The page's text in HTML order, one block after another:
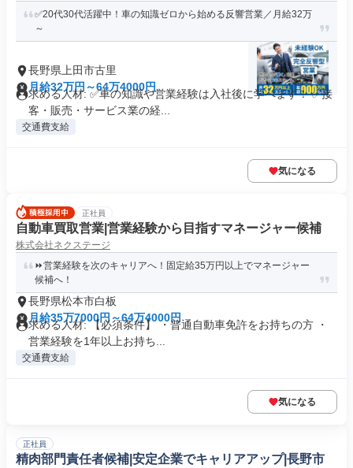
✅20代30代活躍中！車の知識ゼロから始める反響営業／月給32万
～
長野県上田市古里
月給32万円～64万4000円
求める人材: ✅車の知識や営業経験は入社後に学べます！ ✅接
客・販売・サービス業の経...
交通費支給
気になる
正社員
自動車買取営業|営業経験から目指すマネージャー候補
株式会社ネクステージ
⏩️営業経験を次のキャリアへ！固定給35万円以上でマネージャー
候補へ！
長野県松本市白板
月給35万7000円～64万4000円
求める人材: 【必須条件】 ・普通自動車免許をお持ちの方 ・
営業経験を1年以上お持ち...
交通費支給
気になる
正社員
精肉部門責任者候補|安定企業でキャリアアップ|長野市